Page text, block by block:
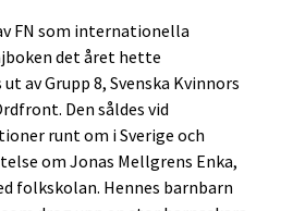
FN som internationella
det året hette
av Grupp 8, Svenska Kvinnors
Den såldes vid
runt om i Sverige och
om Jonas Mellgrens Enka,
folkskolan. Hennes barnbarn